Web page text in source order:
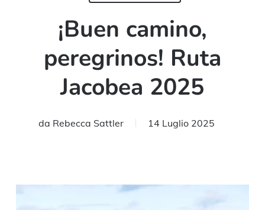
¡Buen camino,
peregrinos! Ruta
Jacobea 2025
da Rebecca Sattler 14 Luglio 2025